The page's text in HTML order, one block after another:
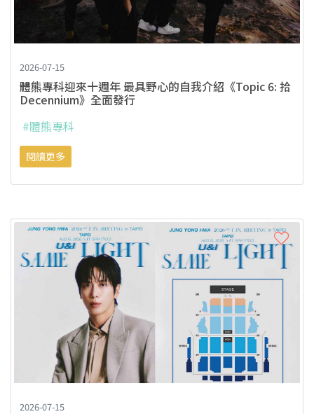
2026-07-15
體熊專科迎來十週年 最具野心的自我介紹《Topic 6: 拾
Decennium》全面發行
#體熊專科
閱讀更多
2026-07-15